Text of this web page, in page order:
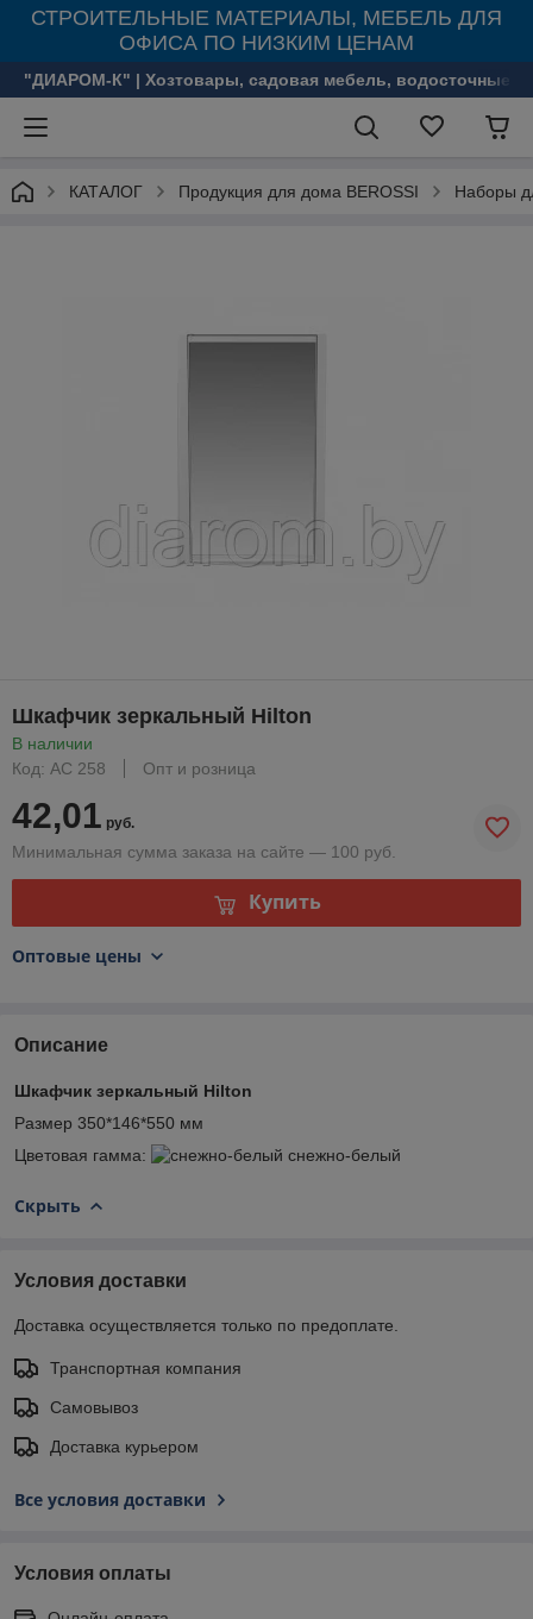
СТРОИТЕЛЬНЫЕ МАТЕРИАЛЫ, МЕБЕЛЬ ДЛЯ
ОФИСА ПО НИЗКИМ ЦЕНАМ
"ДИАРОМ-К" | Хозтовары, садовая мебель, водосточные
КАТАЛОГ Продукция для дома BEROSSI Наборы
Шкафчик зеркальный Hilton
В наличии
Код: АС 258
Опт и розница
42,01 руб.
Минимальная сумма заказа на сайте — 100 руб.
Купить
Оптовые цены
Описание
Шкафчик зеркальный Hilton
Размер 350*146*550 мм
Цветовая гамма:
снежно-белый
Скрыть
Условия доставки
Доставка осуществляется только по предоплате.
Транспортная компания
Самовывоз
Доставка курьером
Все условия доставки
Условия оплаты